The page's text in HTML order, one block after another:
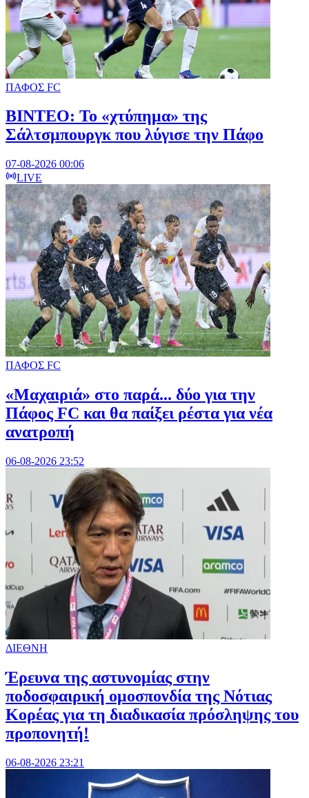
ΠΑΦΟΣ FC
ΒΙΝΤΕΟ: Το «χτύπημα» της
Σάλτσμπουργκ που λύγισε την Πάφο
07-08-2026 00:06
LIVE
ΠΑΦΟΣ FC
«Μαχαιριά» στο παρά... δύο για την
Πάφος FC και θα παίξει ρέστα για νέα
ανατροπή
06-08-2026 23:52
ΔΙΕΘΝΗ
Έρευνα της αστυνομίας στην
ποδοσφαιρική ομοσπονδία της Νότιας
Κορέας για τη διαδικασία πρόσληψης του
προπονητή!
06-08-2026 23:21